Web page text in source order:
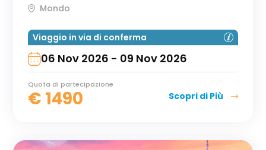
Mondo
Viaggio in via di conferma
06 Nov 2026 - 09 Nov 2026
Quota di partecipazione
€ 1490 Scopri di Più